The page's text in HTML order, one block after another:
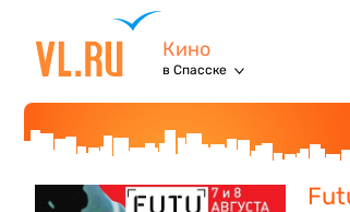
Кино
в Спасске